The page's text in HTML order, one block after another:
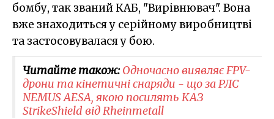
бомбу, так званий КАБ, "Вирівнювач". Вона
вже знаходиться у серійному виробництві
та застосовувалася у бою.
Читайте також:Одночасно виявляє FPV-
дрони та кінетичні снаряди - що за РЛС
NEMUS AESA, якою посилять КАЗ
StrikeShield від Rheinmetall